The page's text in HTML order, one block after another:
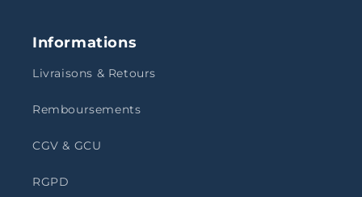
Informations
Livraisons & Retours
Remboursements
CGV & GCU
RGPD